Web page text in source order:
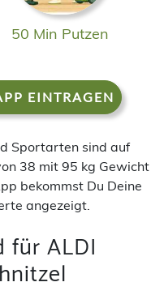
50 Min Putzen
EINTRAGEN
Sportarten sind auf
38 mit 95 kg Gewicht
bekommst Du Deine
angezeigt.
für ALDI